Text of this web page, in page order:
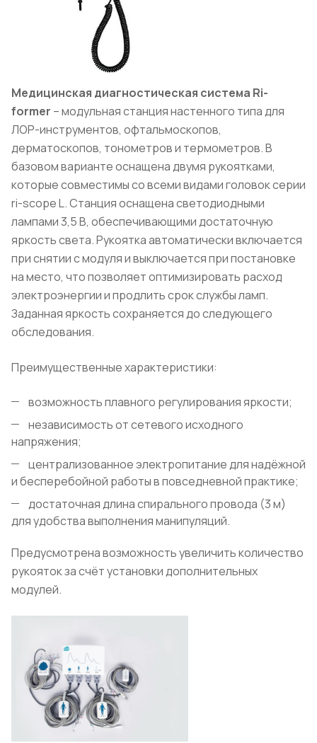
Медицинская диагностическая система Ri-
former – модульная станция настенного типа для
ЛОР-инструментов, офтальмоскопов,
дерматоскопов, тонометров и термометров. В
базовом варианте оснащена двумя рукоятками,
которые совместимы со всеми видами головок серии
ri-scope L. Станция оснащена светодиодными
лампами 3,5 В, обеспечивающими достаточную
яркость света. Рукоятка автоматически включается
при снятии с модуля и выключается при постановке
на место, что позволяет оптимизировать расход
электроэнергии и продлить срок службы ламп.
Заданная яркость сохраняется до следующего
обследования.
Преимущественные характеристики:
возможность плавного регулирования яркости;
независимость от сетевого исходного
напряжения;
централизованное электропитание для надёжной
и бесперебойной работы в повседневной практике;
достаточная длина спирального провода (3 м)
для удобства выполнения манипуляций.
Предусмотрена возможность увеличить количество
рукояток за счёт установки дополнительных
модулей.